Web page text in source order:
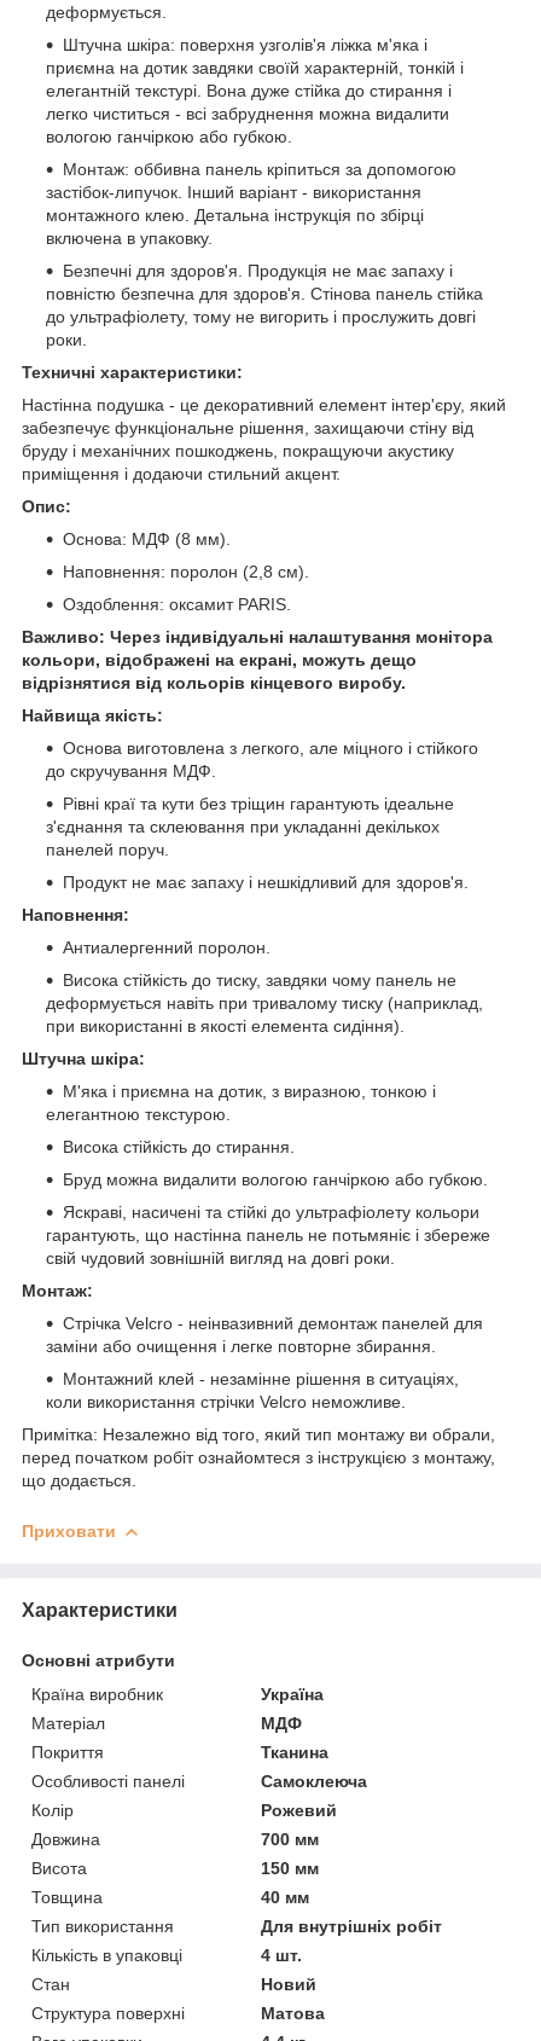
деформується.
Штучна шкіра: поверхня узголів'я ліжка м'яка і
приємна на дотик завдяки своїй характерній, тонкій і
елегантній текстурі. Вона дуже стійка до стирання і
легко чиститься - всі забруднення можна видалити
вологою ганчіркою або губкою.
Монтаж: оббивна панель кріпиться за допомогою
застібок-липучок. Інший варіант - використання
монтажного клею. Детальна інструкція по збірці
включена в упаковку.
Безпечні для здоров'я. Продукція не має запаху і
повністю безпечна для здоров'я. Стінова панель стійка
до ультрафіолету, тому не вигорить і прослужить довгі
роки.
Техничні характеристики:
Настінна подушка - це декоративний елемент інтер'єру, який
забезпечує функціональне рішення, захищаючи стіну від
бруду і механічних пошкоджень, покращуючи акустику
приміщення і додаючи стильний акцент.
Опис:
Основа: МДФ (8 мм).
Наповнення: поролон (2,8 см).
Оздоблення: оксамит PARIS.
Важливо: Через індивідуальні налаштування монітора
кольори, відображені на екрані, можуть дещо
відрізнятися від кольорів кінцевого виробу.
Найвища якість:
Основа виготовлена з легкого, але міцного і стійкого
до скручування МДФ.
Рівні краї та кути без тріщин гарантують ідеальне
з'єднання та склеювання при укладанні декількох
панелей поруч.
Продукт не має запаху і нешкідливий для здоров'я.
Наповнення:
Антиалергенний поролон.
Висока стійкість до тиску, завдяки чому панель не
деформується навіть при тривалому тиску (наприклад,
при використанні в якості елемента сидіння).
Штучна шкіра:
М'яка і приємна на дотик, з виразною, тонкою і
елегантною текстурою.
Висока стійкість до стирання.
Бруд можна видалити вологою ганчіркою або губкою.
Яскраві, насичені та стійкі до ультрафіолету кольори
гарантують, що настінна панель не потьмяніє і збереже
свій чудовий зовнішній вигляд на довгі роки.
Монтаж:
Стрічка Velcro - неінвазивний демонтаж панелей для
заміни або очищення і легке повторне збирання.
Монтажний клей - незамінне рішення в ситуаціях,
коли використання стрічки Velcro неможливе.
Примітка: Незалежно від того, який тип монтажу ви обрали,
перед початком робіт ознайомтеся з інструкцією з монтажу,
що додається.
Приховати
Характеристики
Основні атрибути
Країна виробник
Україна
Матеріал
МДФ
Покриття
Тканина
Особливості панелі
Самоклеюча
Колір
Рожевий
Довжина
700 мм
Висота
150 мм
Товщина
40 мм
Тип використання
Для внутрішніх робіт
Кількість в упаковці
4 шт.
Стан
Новий
Структура поверхні
Матова